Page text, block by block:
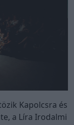
Kapolcsra és
a Líra Irodalmi